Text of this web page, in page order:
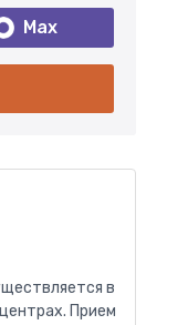
Max
в
Прием